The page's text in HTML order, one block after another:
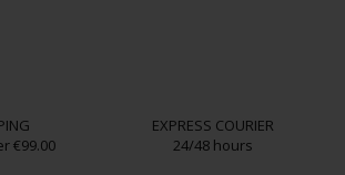
€99.00
EXPRESS COURIER
24/48 hours